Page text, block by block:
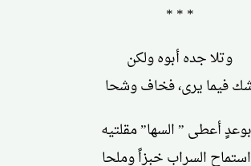
* * *
وتلا جده أبوه ولكن
فيما يرى، فخاف وشحا
أعطى ” السها” مقلتيه
السراب خبزاً وملحا